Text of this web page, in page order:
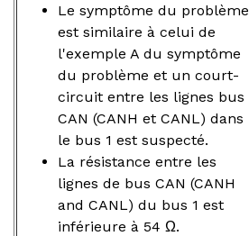
Le symptôme du problème
est similaire à celui de
l'exemple A du symptôme
du problème et un court-
circuit entre les lignes bus
CAN (CANH et CANL) dans
le bus 1 est suspecté.
La résistance entre les
lignes de bus CAN (CANH
and CANL) du bus 1 est
inférieure à 54 Ω.